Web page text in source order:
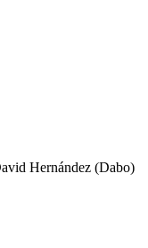
Hernández (Dabo)